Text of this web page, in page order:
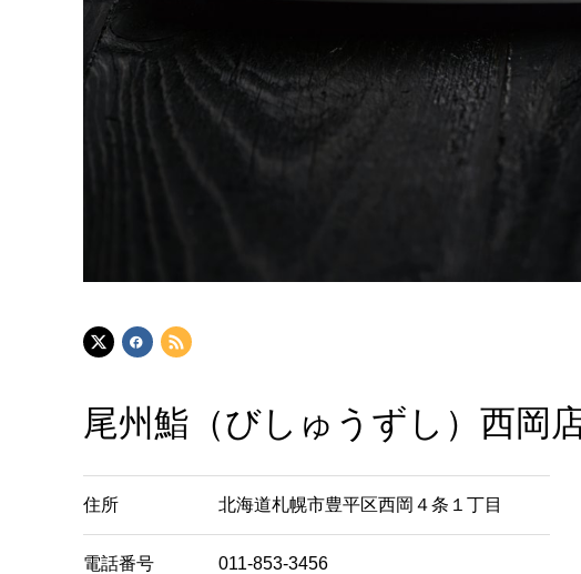
尾州鮨（びしゅうずし）西岡
住所 北海道札幌市豊平区西岡４条１丁目
電話番号 011-853-3456